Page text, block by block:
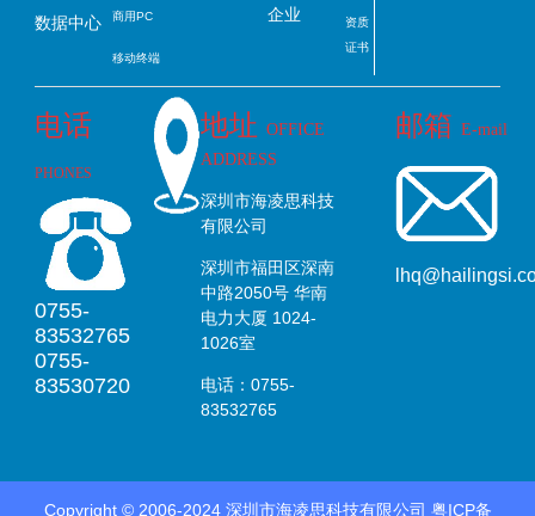
数据中心 商用PC
移动终端
企业
资质
证书
电话
PHONES
0755-
83532765
0755-
83530720
地址OFFICE
ADDRESS
深圳市海凌思科技
有限公司
深圳市福田区深南
中路2050号 华南
电力大厦 1024-
1026室
电话：0755-
83532765
邮箱E-mail
Copyright © 2006-2024深圳市海凌思科技有限公司 粤ICP备